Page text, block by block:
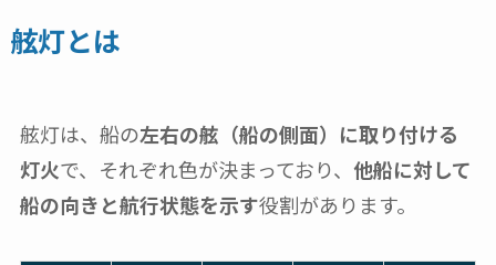
舷灯とは
舷灯は、船の左右の舷（船の側面）に取り付ける
灯火で、それぞれ色が決まっており、 他船に対して
船の向きと航行状態を示す役割があります。